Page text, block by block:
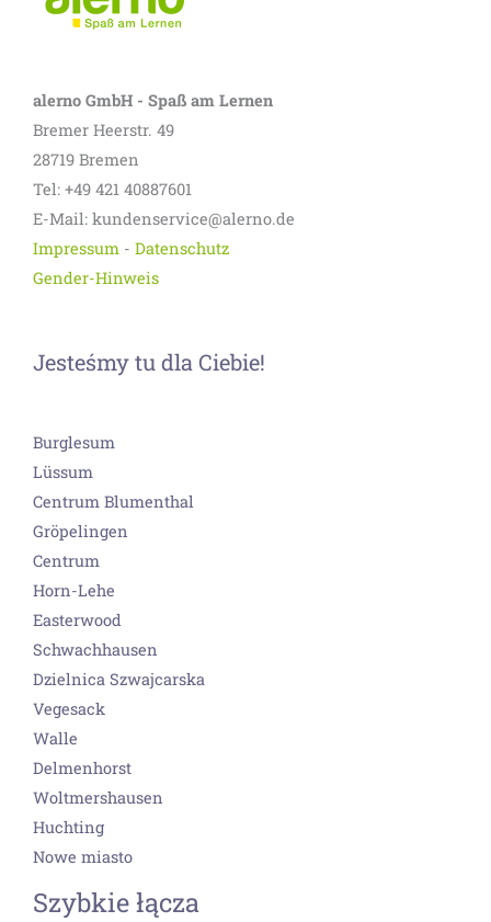
alerno GmbH - Spaß am Lernen
Bremer Heerstr. 49
28719 Bremen
Tel: +49 421 40887601
E-Mail: kundenservice@alerno.de
Impressum - Datenschutz
Gender-Hinweis
Jesteśmy tu dla Ciebie!
Burglesum
Lüssum
Centrum Blumenthal
Gröpelingen
Centrum
Horn-Lehe
Easterwood
Schwachhausen
Dzielnica Szwajcarska
Vegesack
Walle
Delmenhorst
Woltmershausen
Huchting
Nowe miasto
Szybkie łącza